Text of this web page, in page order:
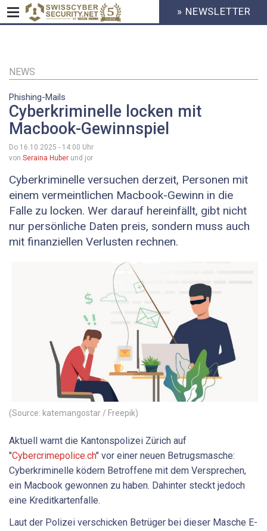
Inhalt
HEADER
MENU
» NEWSLETTER
NEWS
Phishing-Mails
Cyberkriminelle locken mit
Macbook-Gewinnspiel
Do 16.10.2025 - 14:00 Uhr
von Seraina Huber und jor
Cyberkriminelle versuchen derzeit, Personen mit
einem vermeintlichen Macbook-Gewinn in die
Falle zu locken. Wer darauf hereinfällt, gibt nicht
nur persönliche Daten preis, sondern muss auch
mit finanziellen Verlusten rechnen.
(Source: katemangostar / Freepik)
Aktuell warnt die Kantonspolizei Zürich auf
"Cybercrimepolice.ch" vor einer neuen Betrugsmasche:
Cyberkriminelle ködern Betroffene mit dem Versprechen,
ein Macbook gewonnen zu haben. Dahinter steckt jedoch
eine Kreditkartenfalle.
Laut der Polizei verschicken Betrüger bei dieser Masche E-